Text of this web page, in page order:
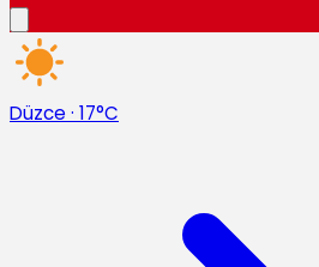
Düzce · 17°C